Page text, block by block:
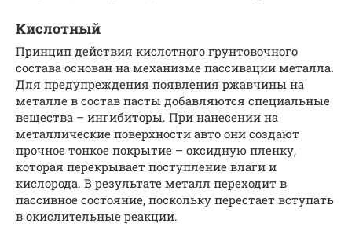
Кислотный
Принцип действия кислотного грунтовочного
состава основан на механизме пассивации металла.
Для предупреждения появления ржавчины на
металле в состав пасты добавляются специальные
вещества – ингибиторы. При нанесении на
металлические поверхности авто они создают
прочное тонкое покрытие – оксидную пленку,
которая перекрывает поступление влаги и
кислорода. В результате металл переходит в
пассивное состояние, поскольку перестает вступать
в окислительные реакции.